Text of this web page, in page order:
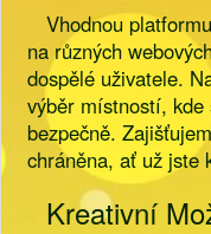
Vhodnou
na různých
dospělé uživatele.
výběr místností,
bezpečně.
chráněna, ať už jste
Kreativní